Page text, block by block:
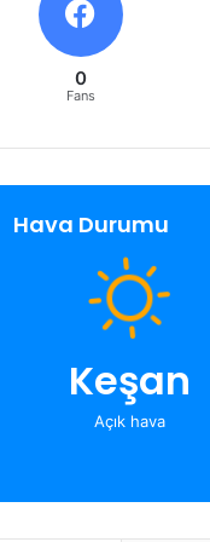
0
Fans
Hava Durumu
Keşan
Açık hava